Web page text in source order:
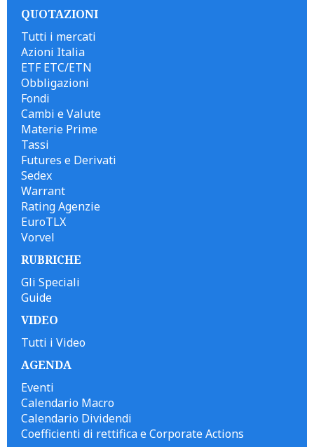
QUOTAZIONI
Tutti i mercati
Azioni Italia
ETF ETC/ETN
Obbligazioni
Fondi
Cambi e Valute
Materie Prime
Tassi
Futures e Derivati
Sedex
Warrant
Rating Agenzie
EuroTLX
Vorvel
RUBRICHE
Gli Speciali
Guide
VIDEO
Tutti i Video
AGENDA
Eventi
Calendario Macro
Calendario Dividendi
Coefficienti di rettifica e Corporate Actions